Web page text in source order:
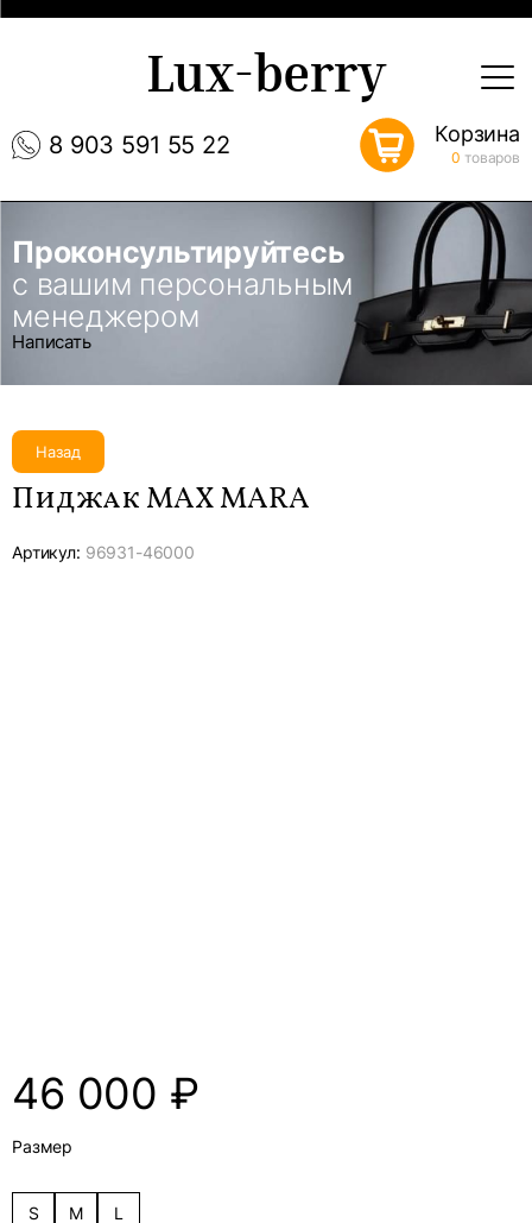
8 903 591 55 22
Lux-berry
Корзина
0 товаров
Проконсультируйтесь
с вашим персональным
менеджером
Написать
Назад
Пиджак MAX MARA
Артикул: 96931-46000
46 000 ₽
Размер
S M L